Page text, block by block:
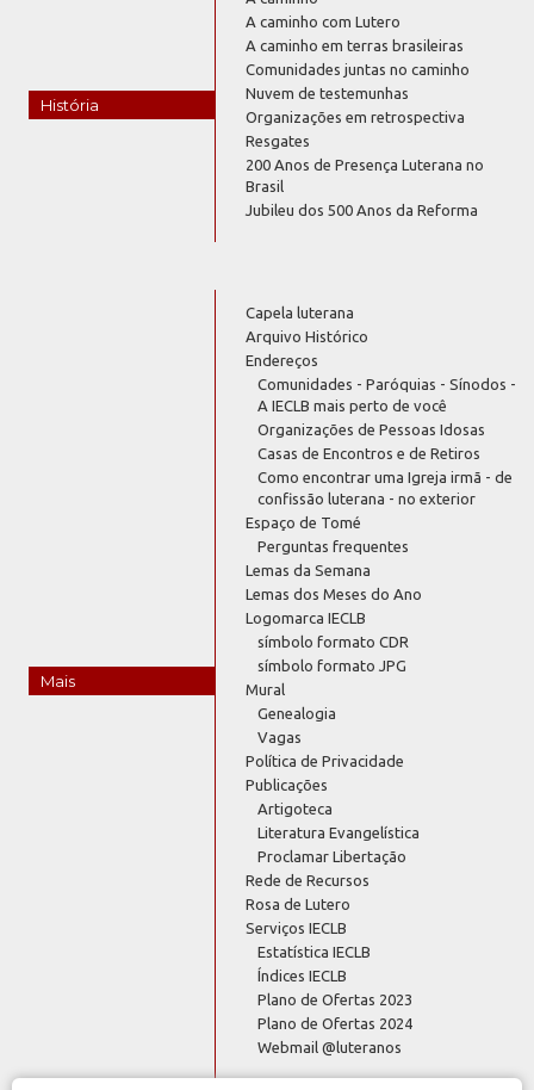
História
A caminho com Lutero
A caminho em terras brasileiras
Comunidades juntas no caminho
Nuvem de testemunhas
Organizações em retrospectiva
Resgates
200 Anos de Presença Luterana no
Brasil
Jubileu dos 500 Anos da Reforma
Mais
Capela luterana
Arquivo Histórico
Endereços
Comunidades - Paróquias - Sínodos -
A IECLB mais perto de você
Organizações de Pessoas Idosas
Casas de Encontros e de Retiros
Como encontrar uma Igreja irmã - de
confissão luterana - no exterior
Espaço de Tomé
Perguntas frequentes
Lemas da Semana
Lemas dos Meses do Ano
Logomarca IECLB
símbolo formato CDR
símbolo formato JPG
Mural
Genealogia
Vagas
Política de Privacidade
Publicações
Artigoteca
Literatura Evangelística
Proclamar Libertação
Rede de Recursos
Rosa de Lutero
Serviços IECLB
Estatística IECLB
Índices IECLB
Plano de Ofertas 2023
Plano de Ofertas 2024
Webmail @luteranos